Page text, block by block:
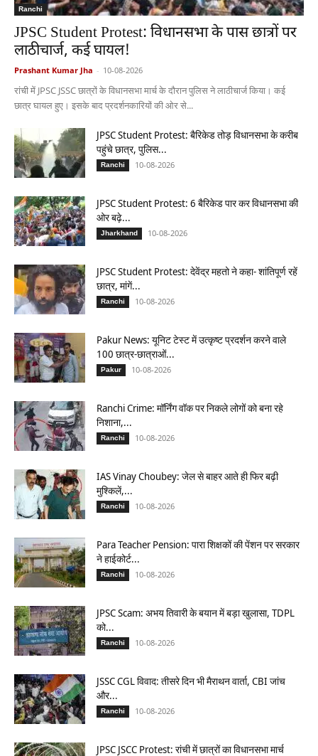
Ranchi
JPSC Student Protest: विधानसभा के पास छात्रों पर
लाठीचार्ज, कई घायल!
Prashant Kumar Jha - 10-08-2026
रांची में JPSC JSSC छात्रों के विधानसभा मार्च के दौरान पुलिस ने लाठीचार्ज किया। कई
छात्र घायल हुए। इसके बाद प्रदर्शनकारियों की ओर से...
JPSC Student Protest: बैरिकेड तोड़ विधानसभा के करीब
पहुंचे छात्र, पुलिस...
Ranchi 10-08-2026
JPSC Student Protest: 6 बैरिकेड पार कर विधानसभा की
ओर बढ़े...
Jharkhand 10-08-2026
JPSC Student Protest: देवेंद्र महतो ने कहा- शांतिपूर्ण रहें
छात्र, मांगें...
Ranchi 10-08-2026
Pakur News: यूनिट टेस्ट में उत्कृष्ट प्रदर्शन करने वाले
100 छात्र-छात्राओं...
Pakur 10-08-2026
Ranchi Crime: मॉर्निंग वॉक पर निकले लोगों को बना रहे
निशाना,...
Ranchi 10-08-2026
IAS Vinay Choubey: जेल से बाहर आते ही फिर बढ़ी
मुश्किलें,...
Ranchi 10-08-2026
Para Teacher Pension: पारा शिक्षकों की पेंशन पर सरकार
ने हाईकोर्ट...
Ranchi 10-08-2026
JPSC Scam: अभय तिवारी के बयान में बड़ा खुलासा, TDPL
को...
Ranchi 10-08-2026
JSSC CGL विवाद: तीसरे दिन भी मैराथन वार्ता, CBI जांच
और...
Ranchi 10-08-2026
JPSC JSCC Protest: रांची में छात्रों का विधानसभा मार्च